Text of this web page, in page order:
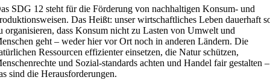
SDG 12 steht für die Förderung von nachhaltigen Konsum- und
Das Heißt: unser wirtschaftliches Leben dauerhaft
organisieren, dass Konsum nicht zu Lasten von Umwelt und
geht – weder hier vor Ort noch in anderen Ländern. Die
Ressourcen effizienter einsetzen, die Natur schützen,
und Sozial-standards achten und Handel fair gestalten –
sind die Herausforderungen.